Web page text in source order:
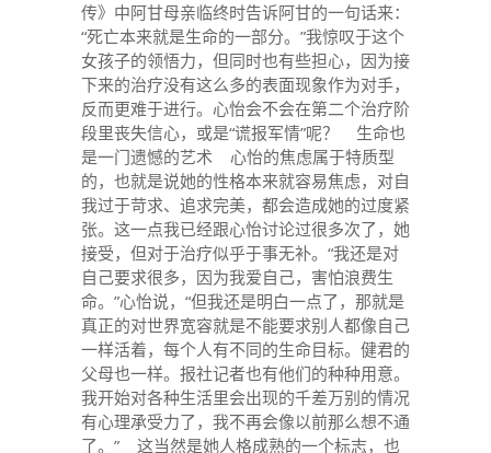
传》中阿甘母亲临终时告诉阿甘的一句话来：
“死亡本来就是生命的一部分。”我惊叹于这个
女孩子的领悟力，但同时也有些担心，因为接
下来的治疗没有这么多的表面现象作为对手，
反而更难于进行。心怡会不会在第二个治疗阶
段里丧失信心，或是“谎报军情”呢？ 生命也
是一门遗憾的艺术 心怡的焦虑属于特质型
的，也就是说她的性格本来就容易焦虑，对自
我过于苛求、追求完美，都会造成她的过度紧
张。这一点我已经跟心怡讨论过很多次了，她
接受，但对于治疗似乎于事无补。“我还是对
自己要求很多，因为我爱自己，害怕浪费生
命。”心怡说，“但我还是明白一点了，那就是
真正的对世界宽容就是不能要求别人都像自己
一样活着，每个人有不同的生命目标。健君的
父母也一样。报社记者也有他们的种种用意。
我开始对各种生活里会出现的千差万别的情况
有心理承受力了，我不再会像以前那么想不通
了。” 这当然是她人格成熟的一个标志，也